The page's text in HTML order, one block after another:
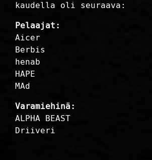
kaudella oli seuraava:
Pelaajat:
Aicer
Berbis
henab
HAPE
MAd
Varamiehinä:
ALPHA BEAST
Driiveri